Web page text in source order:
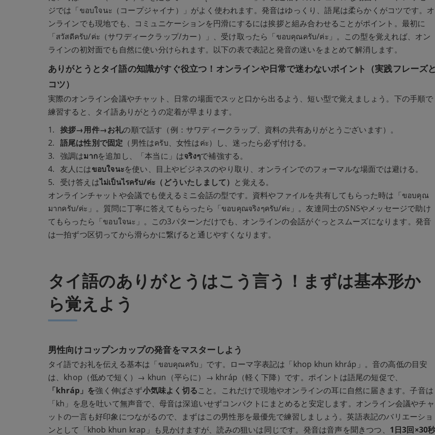
ジでは「ขอบใจนะ（コープジャイナ）」がよく使われます。発音はゆっくり、語尾は柔らかくがコツです。オ
ンラインでも現地でも、コミュニケーションを円滑にするには挨拶と組み合わせることがポイント。最初に
「สวัสดีครับ/ค่ะ（サワディークラップ/カー）」、受け取ったら「ขอบคุณครับ/ค่ะ」。この型を覚えれば、オン
ラインの初対面でも自然に使い分けられます。以下の表で表記と発音の迷いをまとめて解消します。
ありがとうとタイ語の知識がすぐ役立つ！オンラインや日常で迷わないポイント（実践フレーズ
コツ）
実際のオンライン会議やチャット、日常の場面でスッと口から出るよう、短い型で覚えましょう。下の手順で
練習すると、タイ語ありがとうの定着が早まります。
挨拶→用件→お礼の順で話す（例：サワディークラップ、資料の共有ありがとうございます）。
語尾は性別で固定 （男性はครับ、女性はค่ะ）し、迷ったら必ず付ける。
強調はมากを追加し、「本当に」はจริงๆで補強する。
友人にはขอบใจนะを使い、目上やビジネスのやり取り、オンラインでのフォーマルな場面では避ける。
受け答えはไม่เป็นไรครับ/ค่ะ（どういたしまして） と覚える。
オンラインチャットや会議でも使えるミニ会話の型です。資料やファイルを共有してもらった時は「ขอบคุณ
มากครับ/ค่ะ」。質問に丁寧に答えてもらったら「ขอบคุณจริงๆครับ/ค่ะ」。友達同士のSNSやメッセージで助け
てもらったら「ขอบใจนะ」。この3パターンだけでも、オンラインの会話がぐっとスムーズになります。発音
は一拍ずつ区切ってから滑らかに繋げると通じやすくなります。
タイ語のありがとうはこう言う！まずは基本形か
ら覚えよう
男性向けコップンカップの発音をマスターしよう
タイ語でお礼を伝える基本は「ขอบคุณครับ」です。ローマ字表記は「khop khun khráp」。音の高低の目安
は、khop（低めで短く）→ khun（平らに）→ khráp（軽く下降）です。ポイントは語尾の短促で、
「khráp」を強く伸ばさず小気味よく切ること。これだけで現地やオンラインの耳に自然に届きます。子音は
「kh」を息を吐いて無声音で、母音は深追いせずコンパクトにまとめると安定します。オンライン会議やチャ
ットの一言も好印象につながるので、まずはこの男性形を最優先で練習しましょう。英語表記のバリエーショ
ンとして「khob khun krap」も見かけますが、読みの狙いは同じです。発音は音声を聞きつつ、 1日3回×30